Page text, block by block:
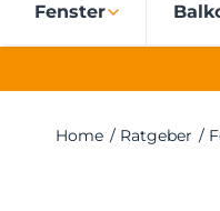
o
Fenster
Home / Ratgeber /